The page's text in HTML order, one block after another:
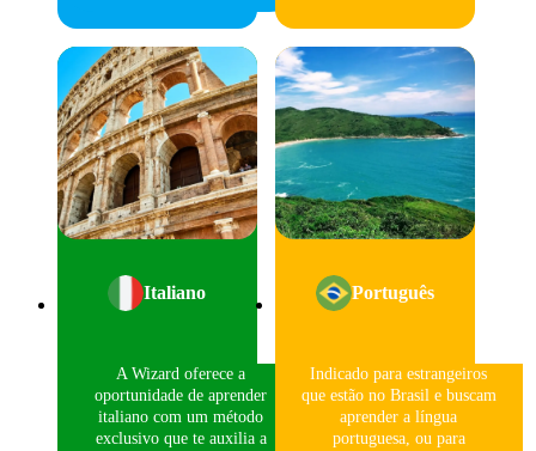
Italiano
A Wizard oferece a
oportunidade de aprender
italiano com um método
exclusivo que te auxilia a
Português
Indicado para estrangeiros
que estão no Brasil e buscam
aprender a língua
portuguesa, ou para